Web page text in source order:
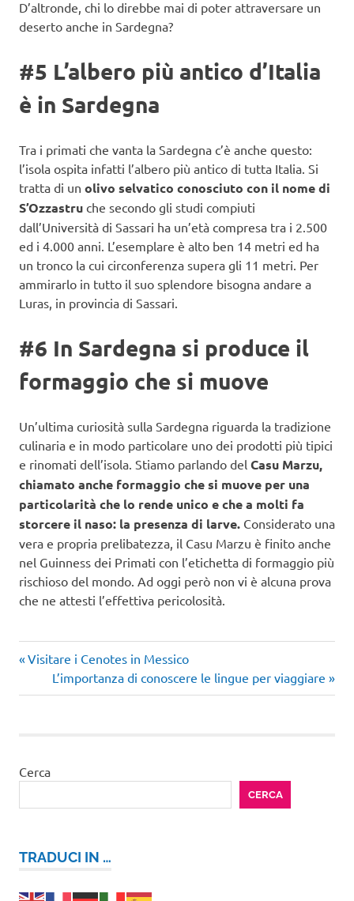
D’altronde, chi lo direbbe mai di poter attraversare un
deserto anche in Sardegna?
#5 L’albero più antico d’Italia
è in Sardegna
Tra i primati che vanta la Sardegna c’è anche questo:
l’isola ospita infatti l’albero più antico di tutta Italia. Si
tratta di un olivo selvatico conosciuto con il nome di
S’Ozzastru che secondo gli studi compiuti
dall’Università di Sassari ha un’età compresa tra i 2.500
ed i 4.000 anni. L’esemplare è alto ben 14 metri ed ha
un tronco la cui circonferenza supera gli 11 metri. Per
ammirarlo in tutto il suo splendore bisogna andare a
Luras, in provincia di Sassari.
#6 In Sardegna si produce il
formaggio che si muove
Un’ultima curiosità sulla Sardegna riguarda la tradizione
culinaria e in modo particolare uno dei prodotti più tipici
e rinomati dell’isola. Stiamo parlando del Casu Marzu,
chiamato anche formaggio che si muove per una
particolarità che lo rende unico e che a molti fa
storcere il naso: la presenza di larve. Considerato una
vera e propria prelibatezza, il Casu Marzu è finito anche
nel Guinness dei Primati con l’etichetta di formaggio più
rischioso del mondo. Ad oggi però non vi è alcuna prova
che ne attesti l’effettiva pericolosità.
Navigazione
articoli
Articolo
precedente:
Visitare i Cenotes in Messico
Articolo
successivo:
L’importanza di conoscere le lingue per viaggiare
Cerca
CERCA
TRADUCI IN …